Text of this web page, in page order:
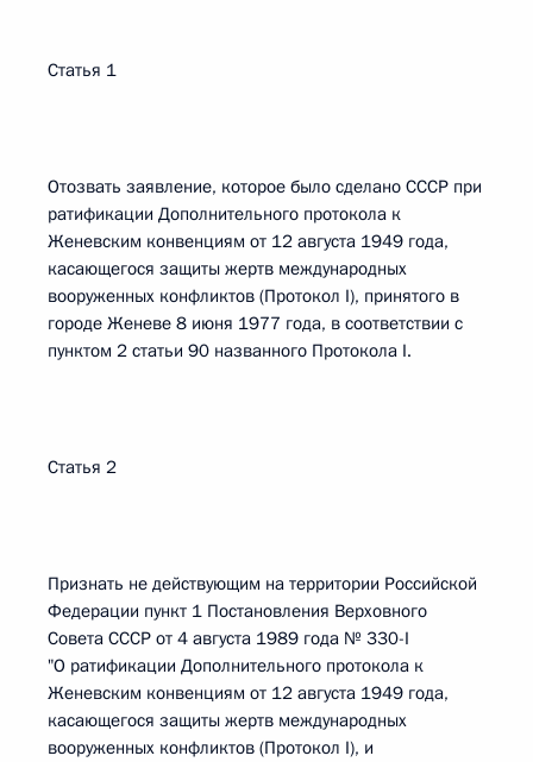
Статья 1
Отозвать заявление, которое было сделано СССР при
ратификации Дополнительного протокола к
Женевским конвенциям от 12 августа 1949 года,
касающегося защиты жертв международных
вооруженных конфликтов (Протокол I), принятого в
городе Женеве 8 июня 1977 года, в соответствии с
пунктом 2 статьи 90 названного Протокола I.
Статья 2
Признать не действующим на территории Российской
Федерации пункт 1 Постановления Верховного
Совета СССР от 4 августа 1989 года № 330-I
"О ратификации Дополнительного протокола к
Женевским конвенциям от 12 августа 1949 года,
касающегося защиты жертв международных
вооруженных конфликтов (Протокол I), и